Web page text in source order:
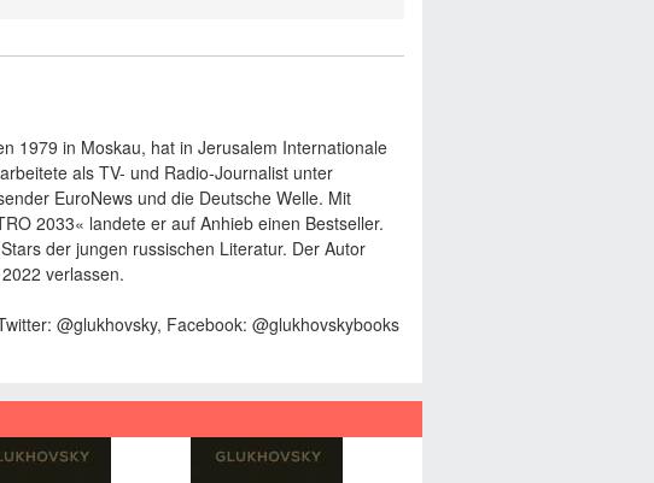
1979 in Moskau, hat in Jerusalem Internationale
als TV- und Radio-Journalist unter
EuroNews und die Deutsche Welle. Mit
2033« landete er auf Anhieb einen Bestseller.
der jungen russischen Literatur. Der Autor
verlassen.
@glukhovsky, Facebook: @glukhovskybooks